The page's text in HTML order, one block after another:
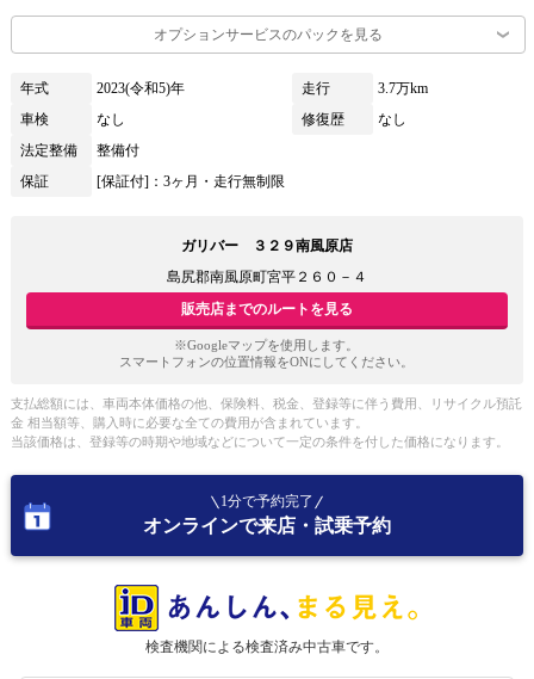
オプションサービスのパックを見る
年式 2023(令和5)年 走行
3.7万km
車検
なし 修復歴
なし
法定整備
整備付
保証
[保証付]：3ヶ月・走行無制限
ガリバー ３２９南風原店
島尻郡南風原町宮平２６０－４
販売店までのルートを見る
※Googleマップを使用します。
スマートフォンの位置情報をONにしてください。
支払総額には、車両本体価格の他、保険料、税金、登録等に伴う費用、リサイクル預託
金 相当額等、購入時に必要な全ての費用が含まれています。
当該価格は、登録等の時期や地域などについて一定の条件を付した価格になります。
1分で予約完了
オンラインで来店・試乗予約
検査機関による検査済み中古車です。